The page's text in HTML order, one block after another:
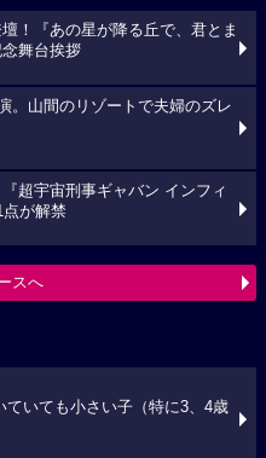
！『あの星が降る丘で、君とま
舞台挨拶
。山間のリゾートで夫婦のズレ
『超宇宙刑事ギャバン インフィ
が解禁
スへ
ていても小さい子（特に3、4歳